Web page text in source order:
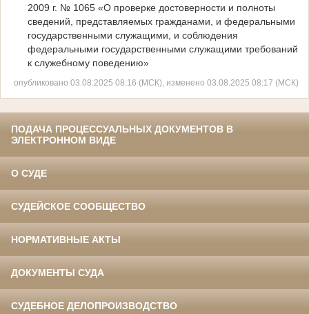
2009 г. № 1065 «О проверке достоверности и полноты
сведений, представляемых гражданами, и федеральными
государственными служащими, и соблюдения
федеральными государственными служащими требований
к служебному поведению»
опубликовано 03.08.2025 08:16 (МСК), изменено 03.08.2025 08:17 (МСК)
ПОДАЧА ПРОЦЕССУАЛЬНЫХ ДОКУМЕНТОВ В
ЭЛЕКТРОННОМ ВИДЕ
О СУДЕ
СУДЕЙСКОЕ СООБЩЕСТВО
НОРМАТИВНЫЕ АКТЫ
ДОКУМЕНТЫ СУДА
СУДЕБНОЕ ДЕЛОПРОИЗВОДСТВО